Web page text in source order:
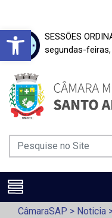
Barra de
SESSÕES
segundas-
CâmaraSAP > Noticia